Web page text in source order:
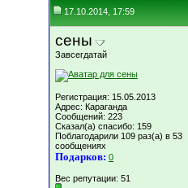
17.10.2014, 17:59
сены
Завсегдатай
Регистрация: 15.05.2013
Адрес: Караганда
Сообщений: 223
Сказал(а) спасибо: 159
Поблагодарили 109 раз(а) в 53
сообщениях
Подарков: 0
Вес репутации: 51